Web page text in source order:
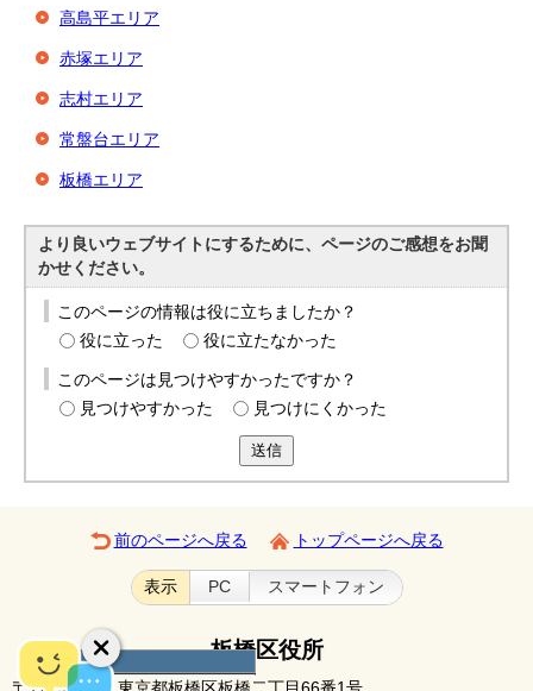
日本語
日本語
高島平エリア
赤塚エリア
志村エリア
常盤台エリア
板橋エリア
より良いウェブサイトにするために、ページのご感想をお聞
かせください。
このページの情報は役に立ちましたか？
役に立った
役に立たなかった
このページは見つけやすかったですか？
見つけやすかった
見つけにくかった
送信
前のページへ戻る トップページへ戻る
表示 PC スマートフォン
板橋区役所